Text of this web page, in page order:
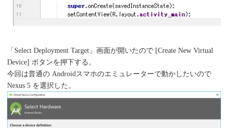
「Select Deployment Target」画面が開いたので [Create New Virtual
Device] ボタンを押下する。
今回は普通の Androidスマホのエミュレーターで動かしたいので
Nexus 5 を選択した。